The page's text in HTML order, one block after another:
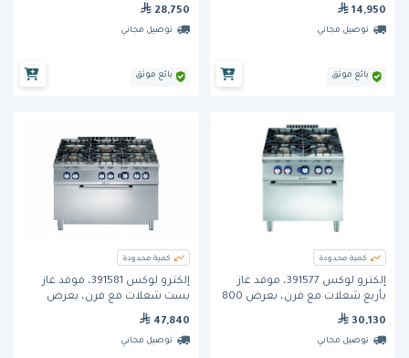
14,950
توصيل مجاني
بائع موثق
28,750
توصيل مجاني
بائع موثق
كمية محدودة
إلكترو لوكس 391577، موقد غاز
بأربع شعلات مع فرن، بعرض 800
30,130
توصيل مجاني
كمية محدودة
إلكترو لوكس 391581، موقد غاز
بست شعلات مع فرن، بعرض
47,840
توصيل مجاني